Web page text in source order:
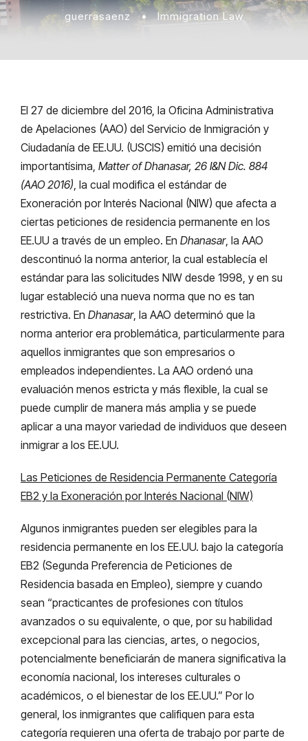
guerrasaenz • Immigration Law
El 27 de diciembre del 2016, la Oficina Administrativa
de Apelaciones (AAO) del Servicio de Inmigración y
Ciudadanía de EE.UU. (USCIS) emitió una decisión
importantísima, Matter of Dhanasar, 26 I&N Dic. 884
(AAO 2016) , la cual modifica el estándar de
Exoneración por Interés Nacional (NIW) que afecta a
ciertas peticiones de residencia permanente en los
EE.UU a través de un empleo. En Dhanasar, la AAO
descontinuó la norma anterior, la cual establecía el
estándar para las solicitudes NIW desde 1998, y en su
lugar estableció una nueva norma que no es tan
restrictiva. En Dhanasar, la AAO determinó que la
norma anterior era problemática, particularmente para
aquellos inmigrantes que son empresarios o
empleados independientes. La AAO ordenó una
evaluación menos estricta y más flexible, la cual se
puede cumplir de manera más amplia y se puede
aplicar a una mayor variedad de individuos que deseen
inmigrar a los EE.UU.
Las Peticiones de Residencia Permanente Categoría
EB2 y la Exoneración por Interés Nacional (NIW)
Algunos inmigrantes pueden ser elegibles para la
residencia permanente en los EE.UU. bajo la categoría
EB2 (Segunda Preferencia de Peticiones de
Residencia basada en Empleo), siempre y cuando
sean “practicantes de profesiones con títulos
avanzados o su equivalente, o que, por su habilidad
excepcional para las ciencias, artes, o negocios,
potencialmente beneficiarán de manera significativa la
economía nacional, los intereses culturales o
académicos, o el bienestar de los EE.UU.” Por lo
general, los inmigrantes que califiquen para esta
categoría requieren una oferta de trabajo por parte de